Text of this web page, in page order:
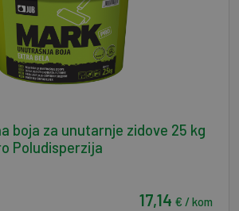
boja za unutarnje zidove 25 kg
Poludisperzija
17,14 € / kom